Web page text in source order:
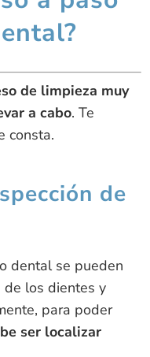
de limpieza muy
a cabo. Te
consta.
de
dental se pueden
los dientes y
para poder
ser localizar